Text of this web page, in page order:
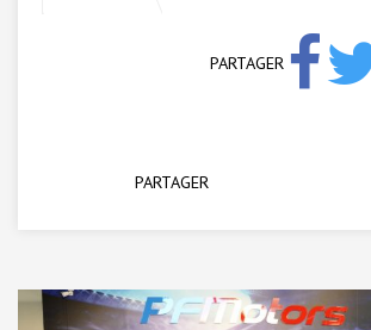
PARTAGER
PARTAGER